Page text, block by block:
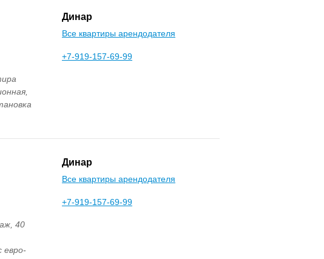
Динар
Все квартиры арендодателя
+7-919-157-69-99
40
евро-
Динар
Все квартиры арендодателя
+7-919-157-69-99